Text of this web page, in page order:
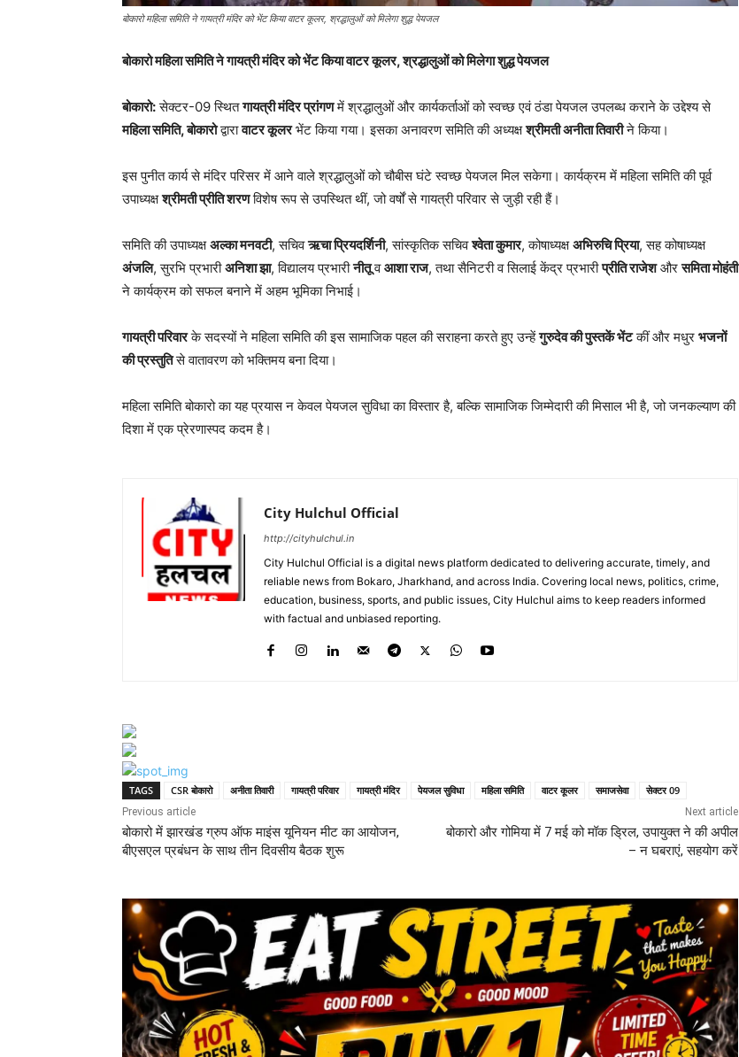
बोकारो महिला समिति ने गायत्री मंदिर को भेंट किया वाटर कूलर, श्रद्धालुओं को मिलेगा शुद्ध पेयजल
बोकारो महिला समिति ने गायत्री मंदिर को भेंट किया वाटर कूलर, श्रद्धालुओं को मिलेगा शुद्ध पेयजल
बोकारो:सेक्टर-09 स्थितगायत्री मंदिर प्रांगणमें श्रद्धालुओं और कार्यकर्ताओं को स्वच्छ एवं ठंडा पेयजल उपलब्ध कराने के उद्देश्य से
महिला समिति, बोकारोद्वारावाटर कूलरभेंट किया गया। इसका अनावरण समिति की अध्यक्षश्रीमती अनीता तिवारीने किया।
इस पुनीत कार्य से मंदिर परिसर में आने वाले श्रद्धालुओं को चौबीस घंटे स्वच्छ पेयजल मिल सकेगा। कार्यक्रम में महिला समिति की पूर्व
उपाध्यक्षश्रीमती प्रीति शरणविशेष रूप से उपस्थित थीं, जो वर्षों से गायत्री परिवार से जुड़ी रही हैं।
समिति की उपाध्यक्षअल्का मनवटी, सचिवऋचा प्रियदर्शिनी, सांस्कृतिक सचिवश्वेता कुमार, कोषाध्यक्षअभिरुचि प्रिया, सह कोषाध्यक्ष
अंजलि, सुरभि प्रभारीअनिशा झा, विद्यालय प्रभारीनीतूवआशा राज, तथा सैनिटरी व सिलाई केंद्र प्रभारीप्रीति राजेशऔरसमिता मोहंती
ने कार्यक्रम को सफल बनाने में अहम भूमिका निभाई।
गायत्री परिवारके सदस्यों ने महिला समिति की इस सामाजिक पहल की सराहना करते हुए उन्हेंगुरुदेव की पुस्तकें भेंटकीं और मधुर भजनों
की प्रस्तुतिसे वातावरण को भक्तिमय बना दिया।
महिला समिति बोकारो का यह प्रयास न केवल पेयजल सुविधा का विस्तार है, बल्कि सामाजिक जिम्मेदारी की मिसाल भी है, जो जनकल्याण की
दिशा में एक प्रेरणास्पद कदम है।
City Hulchul Official
http://cityhulchul.in
City Hulchul Official is a digital news platform dedicated to delivering accurate, timely, and
reliable news from Bokaro, Jharkhand, and across India. Covering local news, politics, crime,
education, business, sports, and public issues, City Hulchul aims to keep readers informed
with factual and unbiased reporting.
TAGS CSR बोकारो अनीता तिवारी गायत्री परिवार गायत्री मंदिर पेयजल सुविधा महिला समिति वाटर कूलर समाजसेवा सेक्टर 09
Previous article
बोकारो में झारखंड ग्रुप ऑफ माइंस यूनियन मीट का आयोजन,
बीएसएल प्रबंधन के साथ तीन दिवसीय बैठक शुरू
Next article
बोकारो और गोमिया में 7 मई को मॉक ड्रिल, उपायुक्त ने की अपील
– न घबराएं, सहयोग करें